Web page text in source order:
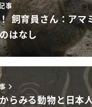
事
飼育員さん：アマ
はなし
らみる動物と日本